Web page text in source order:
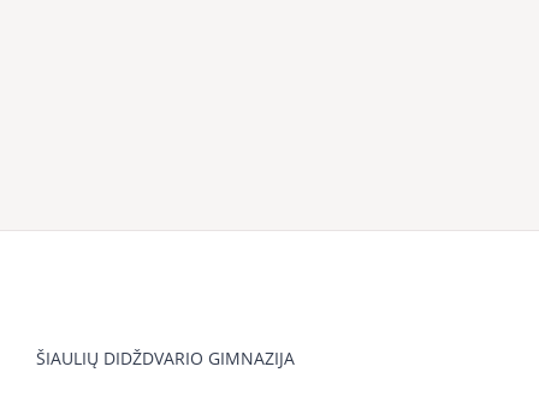
ŠIAULIŲ DIDŽDVARIO GIMNAZIJA